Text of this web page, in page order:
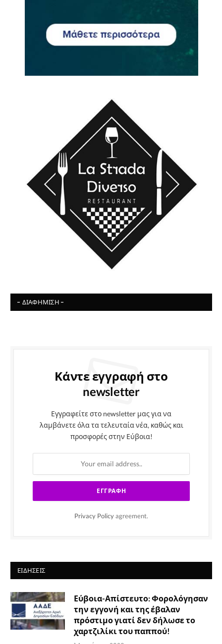
- ΔΙΑΦΉΜΙΣΗ -
Κάντε εγγραφή στο
newsletter
Εγγραφείτε στο newsletter μας για να
λαμβάνετε όλα τα τελευταία νέα, καθώς και
προσφορές στην Εύβοια!
Privacy Policy agreement.
ΕΙΔΉΣΕΙΣ
Εύβοια-Απίστευτο: Φορολόγησαν
την εγγονή και της έβαλαν
πρόστιμο γιατί δεν δήλωσε το
χαρτζιλίκι του παππού!